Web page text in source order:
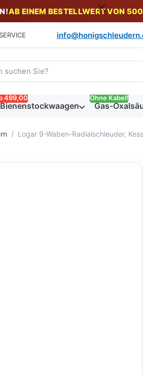
AB EINEM BESTELLWERT VON
SERVICE
Suchbegriff ein. Während Sie
Bienenstockwaagen
499,00
Gas-
Ohne Kabel!
Logar 9-Waben-Radialschleuder,